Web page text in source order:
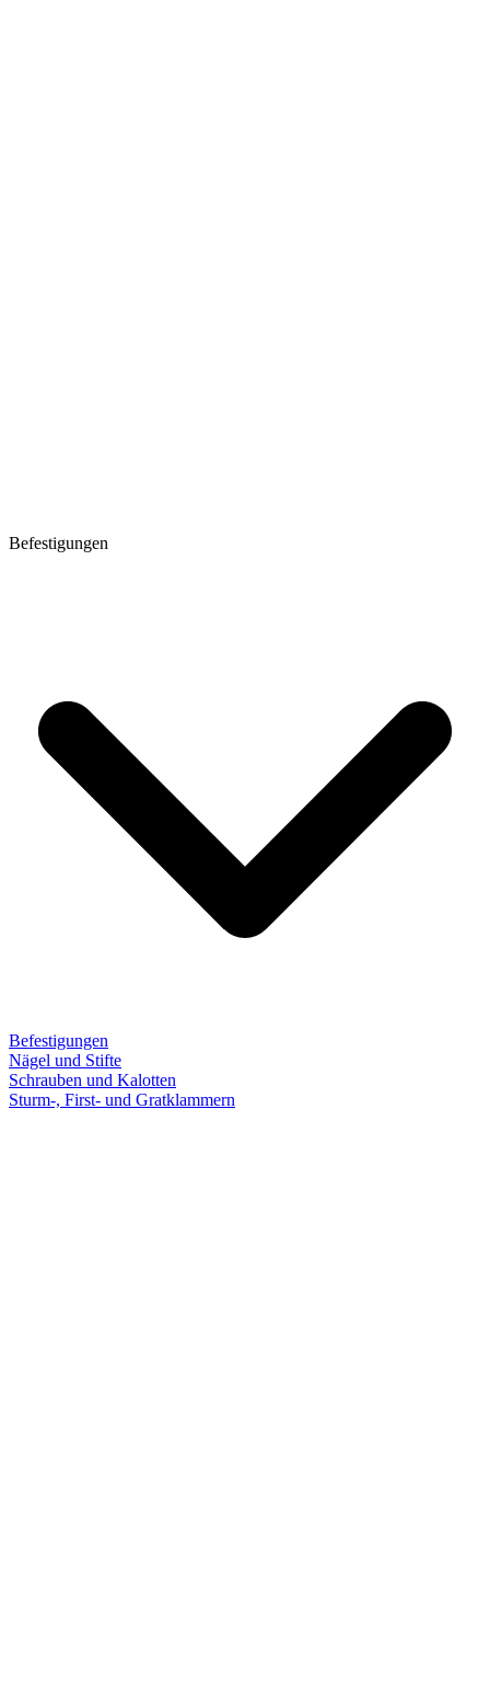
Befestigungen
Befestigungen
Nägel und Stifte
Schrauben und Kalotten
Sturm-, First- und Gratklammern